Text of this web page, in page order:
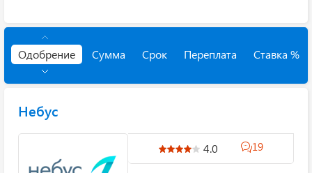
Одобрение Сумма Срок Переплата Ставка %
Небус
4.0 19